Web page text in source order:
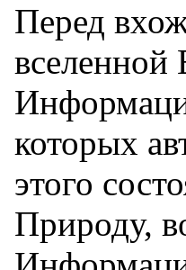
Перед
вселенной
которых
этого
Природу,